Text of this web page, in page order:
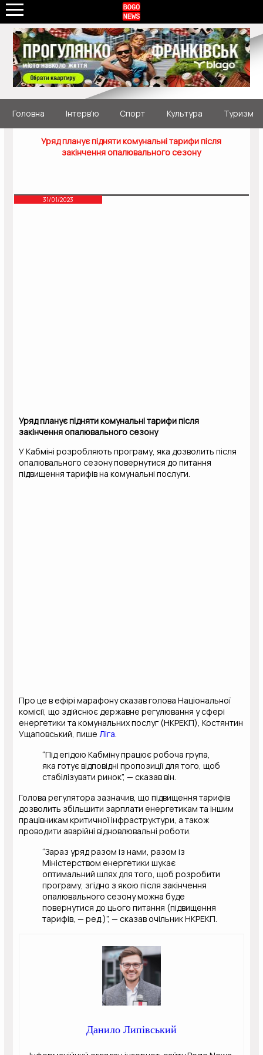
Головна Інтерв'ю Спорт Культура Туризм
Уряд планує підняти комунальні тарифи після
закінчення опалювального сезону
31/01/2023
Уряд планує підняти комунальні тарифи після
закінчення опалювального сезону
У Кабміні розробляють програму, яка дозволить після
опалювального сезону повернутися до питання
підвищення тарифів на комунальні послуги.
Про це в ефірі марафону сказав голова Національної
комісії, що здійснює державне регулювання у сфері
енергетики та комунальних послуг (НКРЕКП), Костянтин
Ущаповський, пише Ліга
“Під егідою Кабміну працює робоча група,
яка готує відповідні пропозиції для того, щоб
стабілізувати ринок”, — сказав він.
Голова регулятора зазначив, що підвищення тарифів
дозволить збільшити зарплати енергетикам та іншим
працівникам критичної інфраструктури, а також
проводити аварійні відновлювальні роботи.
“Зараз уряд разом із нами, разом із
Міністерством енергетики шукає
оптимальний шлях для того, щоб розробити
програму, згідно з якою після закінчення
опалювального сезону можна буде
повернутися до цього питання (підвищення
тарифів, — ред.)”, — сказав очільник НКРЕКП.
Данило Липівський